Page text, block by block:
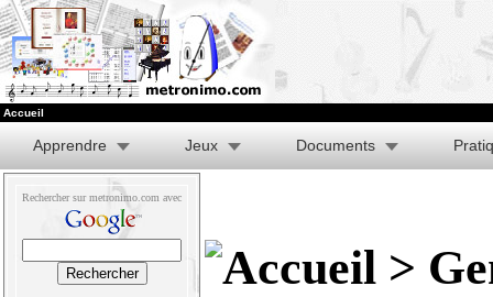
Accueil
Apprendre Jeux Documents
Rechercher sur metronimo.com avec
>